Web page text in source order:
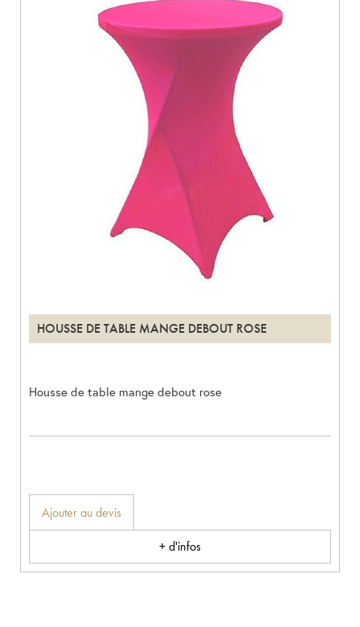
HOUSSE DE TABLE MANGE DEBOUT ROSE
Housse de table mange debout rose
Ajouter au devis
+ d'infos